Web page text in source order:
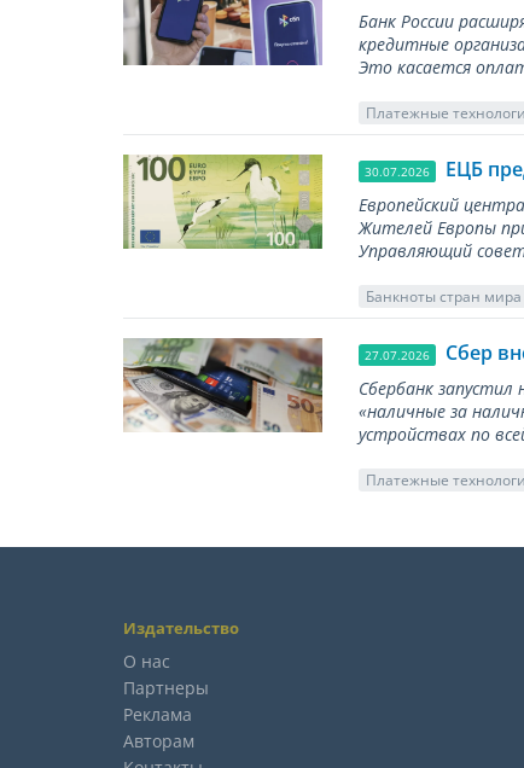
Банк России
кредитные
Это касается
Платежные
30.07.2026 ЕЦБ
Европейский
Жителей Европы
Управляющий
Банкноты стран мира
27.07.2026 Сбер
Сбербанк
«наличные за
устройствах по
Платежные
Издательство
О нас
Партнеры
Реклама
Авторам